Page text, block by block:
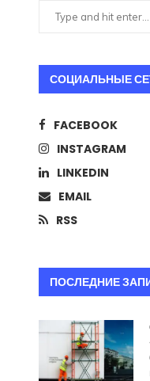
Бакальчук ответила на
мужа по сделке
СОЦИАЛЬНЫЕ
FACEBOOK
INSTAGRAM
LINKEDIN
EMAIL
RSS
ПОСЛЕДНИЕ